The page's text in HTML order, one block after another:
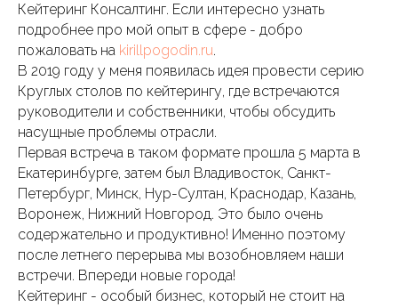
Кейтеринг Консалтинг. Если интересно узнать
подробнее про мой опыт в сфере - добро
пожаловать на kirillpogodin.ru.
В 2019 году у меня появилась идея провести серию
Круглых столов по кейтерингу, где встречаются
руководители и собственники, чтобы обсудить
насущные проблемы отрасли.
Первая встреча в таком формате прошла 5 марта в
Екатеринбурге, затем был Владивосток, Санкт-
Петербург, Минск, Нур-Султан, Краснодар, Казань,
Воронеж, Нижний Новгород. Это было очень
содержательно и продуктивно! Именно поэтому
после летнего перерыва мы возобновляем наши
встречи. Впереди новые города!
Кейтеринг - особый бизнес, который не стоит на